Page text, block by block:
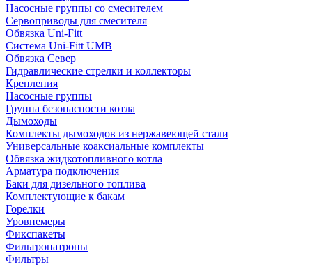
Насосные группы со смесителем
Сервоприводы для смесителя
Обвязка Uni-Fitt
Система Uni-Fitt UMB
Обвязка Север
Гидравлические стрелки и коллекторы
Крепления
Насосные группы
Группа безопасности котла
Дымоходы
Комплекты дымоходов из нержавеющей стали
Универсальные коаксиальные комплекты
Обвязка жидкотопливного котла
Арматура подключения
Баки для дизельного топлива
Комплектующие к бакам
Горелки
Уровнемеры
Фикспакеты
Фильтропатроны
Фильтры